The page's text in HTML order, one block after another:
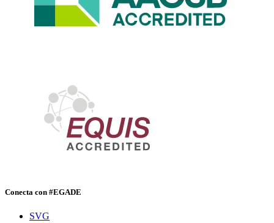
Conecta con #EGADE
SVG